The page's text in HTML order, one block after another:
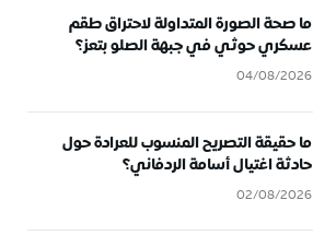
ما صحة الصورة المتداولة لاحتراق طقم
عسكري حوثي في جبهة الصلو بتعز؟
04/08/2026
ما حقيقة التصريح المنسوب للعرادة حول
حادثة اغتيال أسامة الردفاني؟
02/08/2026